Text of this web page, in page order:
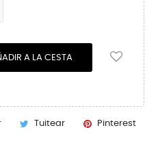
A LA CESTA
Tuitear Pinterest